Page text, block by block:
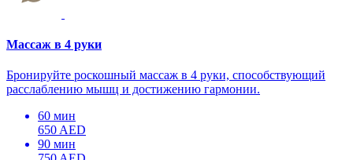
Массаж в 4 руки
Бронируйте роскошный массаж в 4 руки, способствующий
расслаблению мышц и достижению гармонии.
60 мин
650 AED
90 мин